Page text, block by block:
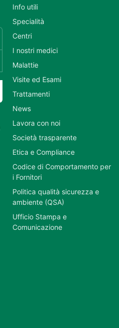
Info utili
Specialità
Centri
I nostri medici
Malattie
Visite ed Esami
Trattamenti
News
Lavora con noi
Società trasparente
Etica e Compliance
Codice di Comportamento per
i Fornitori
Politica qualità sicurezza e
ambiente (QSA)
Ufficio Stampa e
Comunicazione